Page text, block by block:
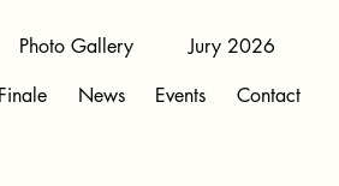
Photo Gallery
Jury 2026
Finale News Events Contact